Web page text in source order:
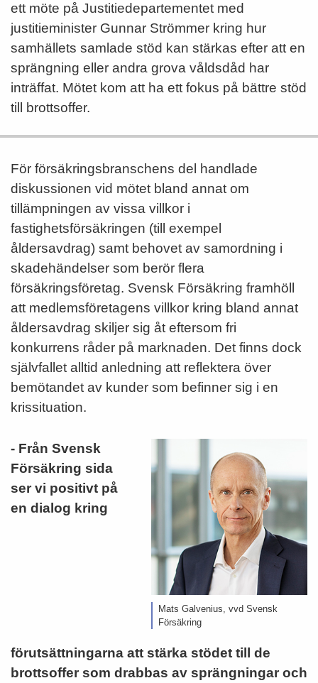
ett möte på Justitiedepartementet med
justitieminister Gunnar Strömmer kring hur
samhällets samlade stöd kan stärkas efter att en
sprängning eller andra grova våldsdåd har
inträffat. Mötet kom att ha ett fokus på bättre stöd
till brottsoffer.
För försäkringsbranschens del handlade
diskussionen vid mötet bland annat om
tillämpningen av vissa villkor i
fastighetsförsäkringen (till exempel
åldersavdrag) samt behovet av samordning i
skadehändelser som berör flera
försäkringsföretag. Svensk Försäkring framhöll
att medlemsföretagens villkor kring bland annat
åldersavdrag skiljer sig åt eftersom fri
konkurrens råder på marknaden. Det finns dock
självfallet alltid anledning att reflektera över
bemötandet av kunder som befinner sig i en
krissituation.
Mats Galvenius, vvd Svensk
Försäkring
- Från Svensk
Försäkring sida
ser vi positivt på
en dialog kring
förutsättningarna att stärka stödet till de
brottsoffer som drabbas av sprängningar och